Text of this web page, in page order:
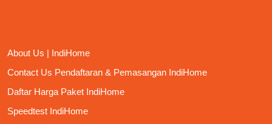
About Us | IndiHome
Contact Us Pendaftaran & Pemasangan IndiHome
Daftar Harga Paket IndiHome
Speedtest IndiHome